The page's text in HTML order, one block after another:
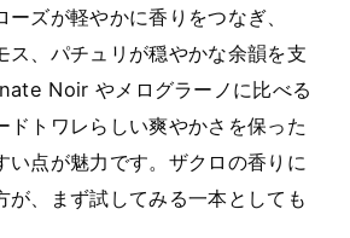
ズが軽やかに香りをつなぎ、
ス、パチュリが穏やかな余韻を支
Noir やメログラーノに比べる
ドトワレらしい爽やかさを保った
い点が魅力です。ザクロの香りに
が、まず試してみる一本としても